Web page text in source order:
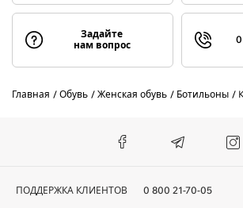
Задайте
нам вопрос
Главная Обувь Женская обувь Ботильоны
ПОДДЕРЖКА КЛИЕНТОВ 0 800 21-70-05